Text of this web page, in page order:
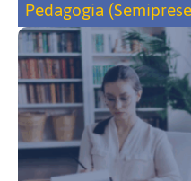
Pedagogia